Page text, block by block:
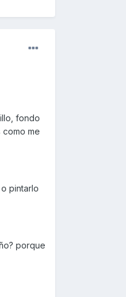
fondo
me
pintarlo
porque